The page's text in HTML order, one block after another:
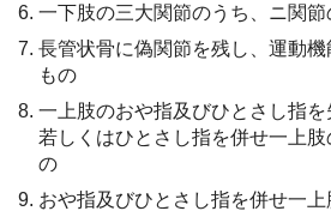
一下肢の三大関節のうち、ニ関
長管状骨に偽関節を残し、運動
もの
一上肢のおや指及びひとさし指
若しくはひとさし指を併せ一上
の
おや指及びひとさし指を併せ一